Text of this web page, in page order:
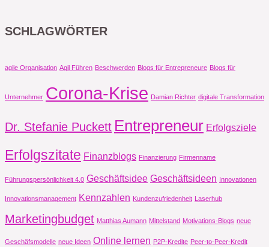
SCHLAGWÖRTER
agile Organisation Agil Führen Beschwerden Blogs für Entrepreneure Blogs für
Unternehmer Corona-Krise Damian Richter digitale Transformation
Dr. Stefanie Puckett Entrepreneur Erfolgsziele
Erfolgszitate Finanzblogs Finanzierung Firmenname
Führungspersönlichkeit 4.0 Geschäftsidee Geschäftsideen Innovationen
Innovationsmanagement Kennzahlen Kundenzufriedenheit Laserhub
Marketingbudget Matthias Aumann Mittelstand Motivations-Blogs neue
Geschäfsmodelle neue Ideen Online lernen P2P-Kredite Peer-to-Peer-Kredit